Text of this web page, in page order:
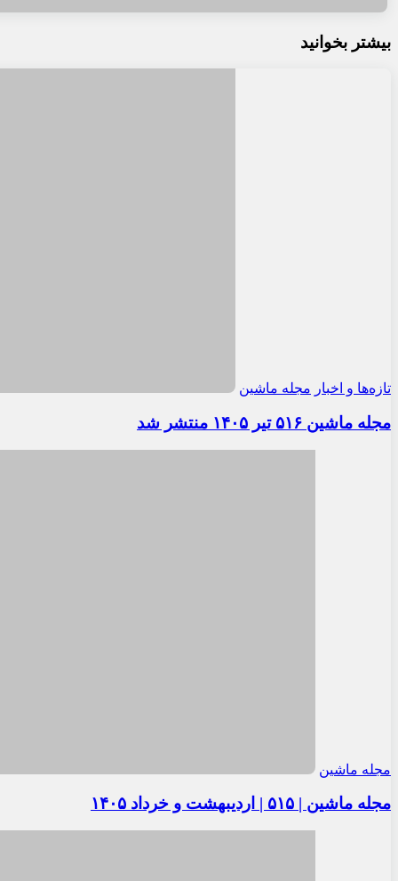
بیشتر بخوانید
تازه‌ها و اخبار مجله ماشین
مجله ماشین ۵۱۶ تیر ۱۴۰۵ منتشر شد
مجله ماشین
مجله ماشین | ۵۱۵ | اردیبهشت و خرداد ۱۴۰۵